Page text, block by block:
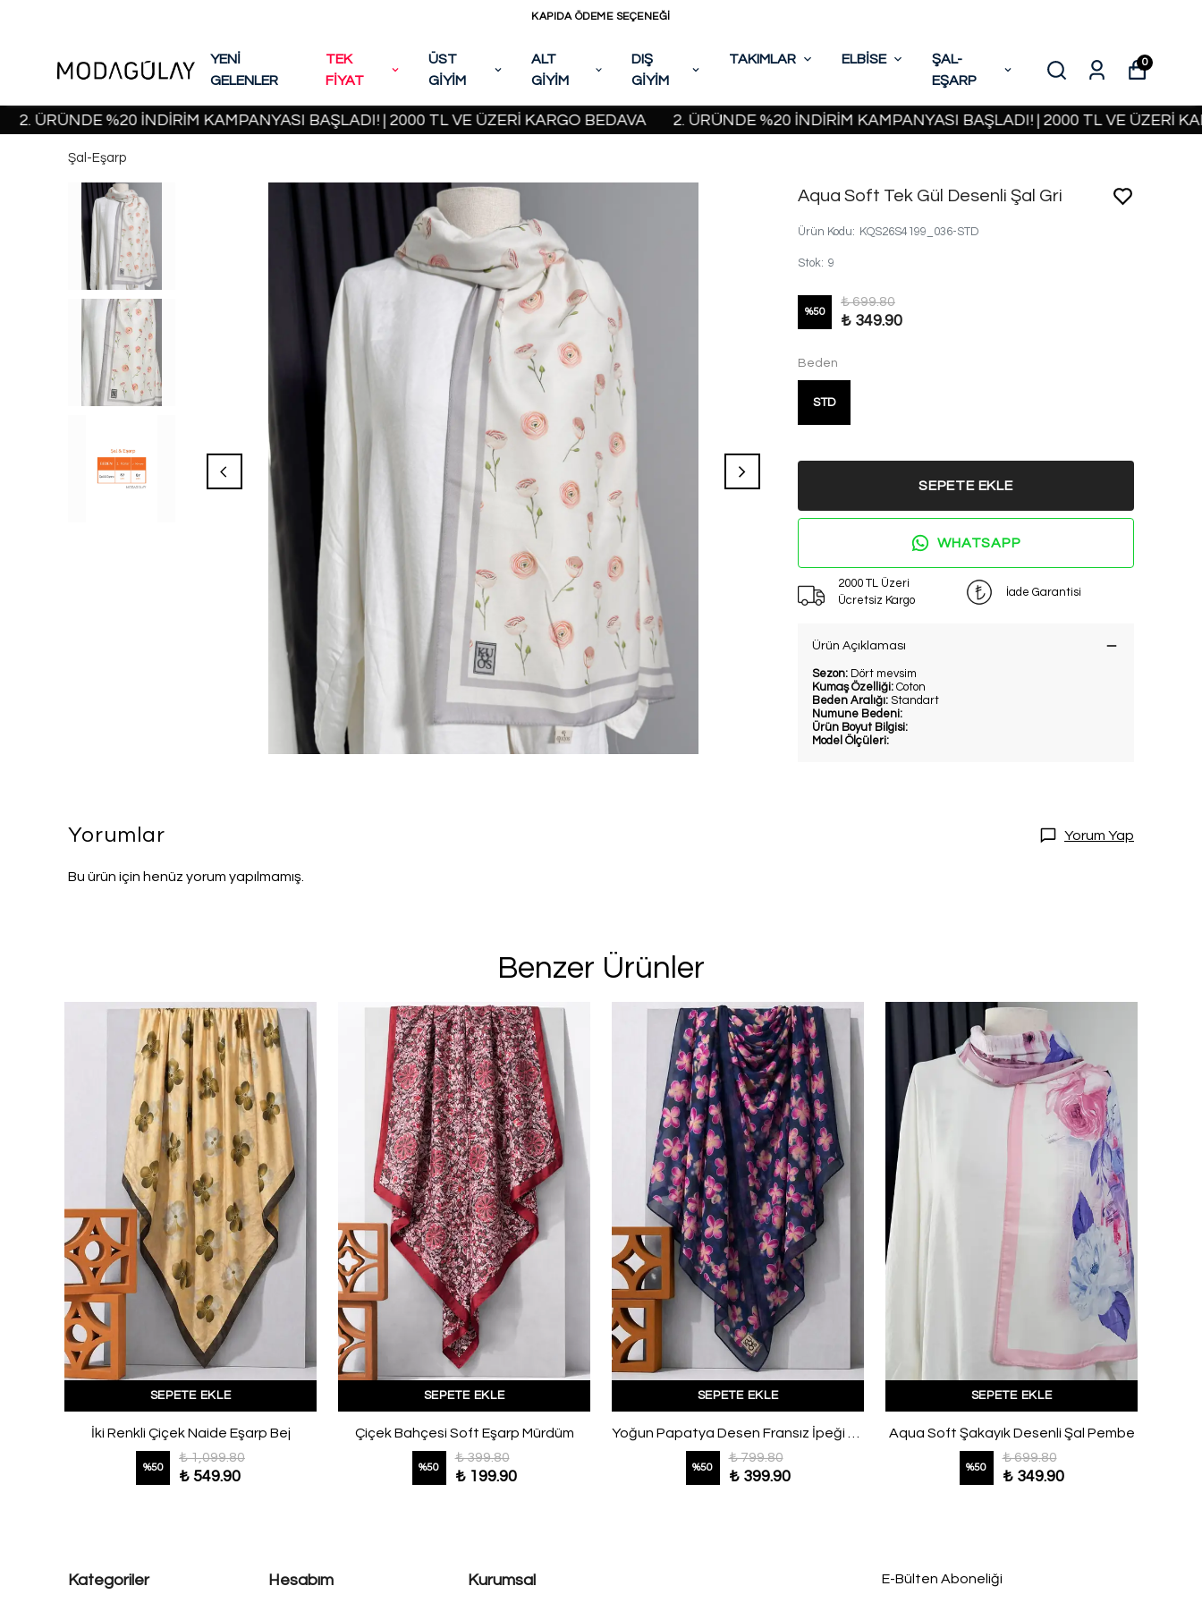
KAPIDA ÖDEME SEÇENEĞİ
YENİ
GELENLER
TEK
FİYAT
ÜST
GİYİM
ALT
GİYİM
DIŞ
GİYİM
TAKIMLAR ELBİSE
ŞAL-
EŞARP
0
%20 İNDİRİM KAMPANYASI BAŞLADI! | 2000 TL VE ÜZERİ KARGO BEDAVA 2. ÜRÜNDE %20 İNDİRİM KAMPANYASI BAŞLADI! | 2000 TL VE ÜZERİ KARGO
Şal-Eşarp
Aqua Soft Tek Gül Desenli Şal Gri
Ürün Kodu: KQS26S4199_036-STD
Stok: 9
%50
₺ 699.80
₺ 349.90
Beden
STD
SEPETE EKLE
WHATSAPP
2000 TL Üzeri
Ücretsiz Kargo
İade Garantisi
Ürün Açıklaması
Sezon: Dört mevsim
Kumaş Özelliği: Coton
Beden Aralığı: Standart
Numune Bedeni:
Ürün Boyut Bilgisi:
Model Ölçüleri:
Yorumlar Yorum Yap
Bu ürün için henüz yorum yapılmamış.
Benzer Ürünler
SEPETE EKLE
İki Renkli Çiçek Naide Eşarp Bej
%50
₺ 1,099.80
₺ 549.90
SEPETE EKLE
Çiçek Bahçesi Soft Eşarp Mürdüm
%50
₺ 399.80
₺ 199.90
SEPETE EKLE
Yoğun Papatya Desen Fransız İpeği Eşarp Fuşya
%50
₺ 799.80
₺ 399.90
SEPETE EKLE
Aqua Soft Şakayık Desenli Şal Pembe
%50
₺ 699.80
₺ 349.90
Kategoriler Hesabım Kurumsal E-Bülten Aboneliği
Bu ve benzeri fırsatları kaçırmamak
Kullanım Koşullarını kabul ediyorum
Kayıt Ol
E-posta adresinizi girerek pazarlama ve tanıtım ile ilgili iletişim almayı kabul
edersiniz ve Gizlilik Politikamızı okuduğunuzu ve kabul ettiğinizi onaylarsınız.